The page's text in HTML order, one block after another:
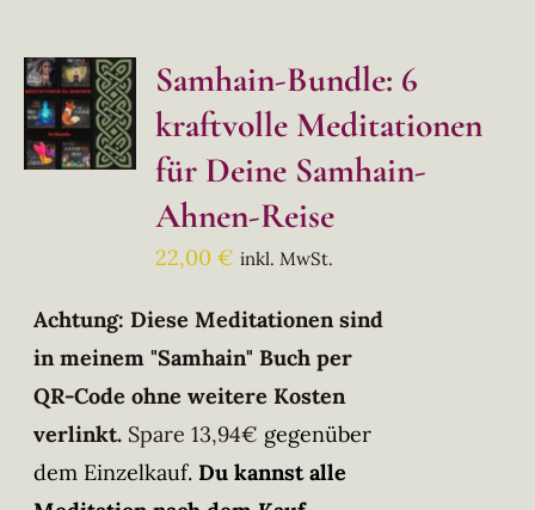
Samhain-Bundle: 6
kraftvolle Meditationen
für Deine Samhain-
Ahnen-Reise
22,00€ inkl. MwSt.
Achtung: Diese Meditationen sind
in meinem "Samhain" Buch per
QR-Code ohne weitere Kosten
verlinkt. Spare 13,94€ gegenüber
dem Einzelkauf. Du kannst alle